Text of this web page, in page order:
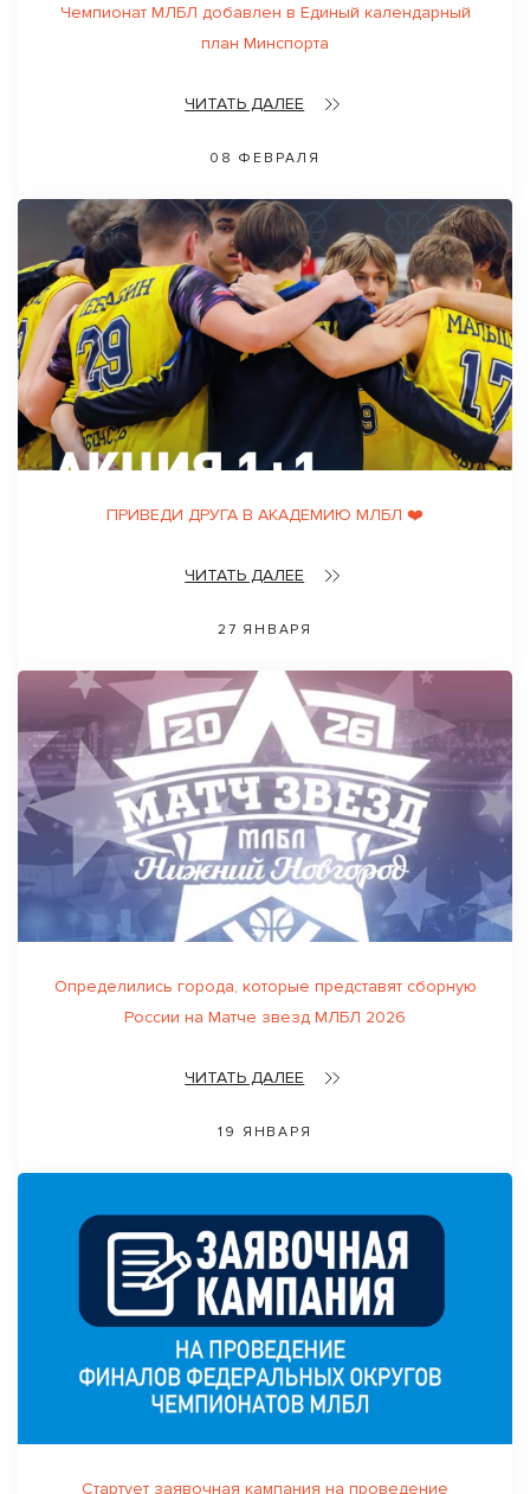
Чемпионат МЛБЛ добавлен в Единый календарный
план Минспорта
ЧИТАТЬ ДАЛЕЕ
08 ФЕВРАЛЯ
ПРИВЕДИ ДРУГА В АКАДЕМИЮ МЛБЛ ❤️
ЧИТАТЬ ДАЛЕЕ
27 ЯНВАРЯ
Определились города, которые представят сборную
России на Матче звезд МЛБЛ 2026
ЧИТАТЬ ДАЛЕЕ
19 ЯНВАРЯ
Стартует заявочная кампания на проведение